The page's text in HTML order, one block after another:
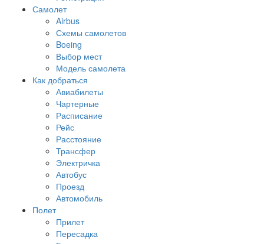
Самолет
Airbus
Схемы самолетов
Boeing
Выбор мест
Модель самолета
Как добраться
Авиабилеты
Чартерные
Расписание
Рейс
Расстояние
Трансфер
Электричка
Автобус
Проезд
Автомобиль
Полет
Прилет
Пересадка